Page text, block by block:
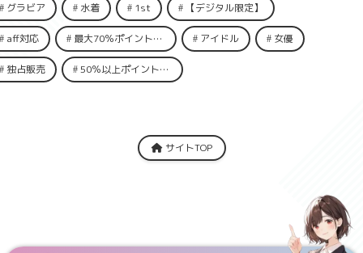
グラビア 水着 1st 【デジタル限定】
aff対応 最大70％ポイント還元 アイドル 女優
独占販売 50％以上ポイント還元
サイトTOP